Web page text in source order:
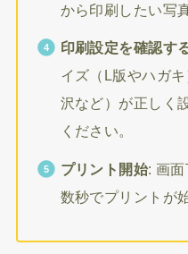
から印刷したい写
印刷設定を確認す
イズ（L版やハガ
沢など）が正しく
ください。
プリント開始: 画面
数秒でプリントが